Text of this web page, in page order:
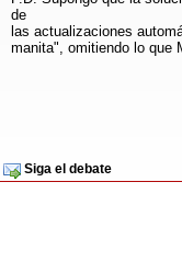
de
las actualizaciones
manita", omitiendo lo que
Siga el debate